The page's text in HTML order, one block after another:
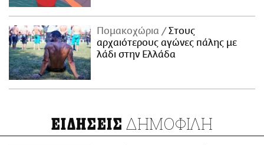
Πομακοχώρια
Στους
αρχαιότερους αγώνες πάλης με
λάδι στην Ελλάδα
ΕΙΔΗΣΕΙΣ ΔΗΜΟΦΙΛΗ